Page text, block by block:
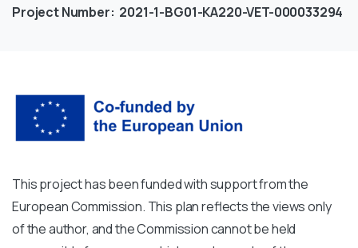
Project Number: 2021-1-BG01-KA220-VET-000033294
This project has been funded with support from the
European Commission. This plan reflects the views only
of the author, and the Commission cannot be held